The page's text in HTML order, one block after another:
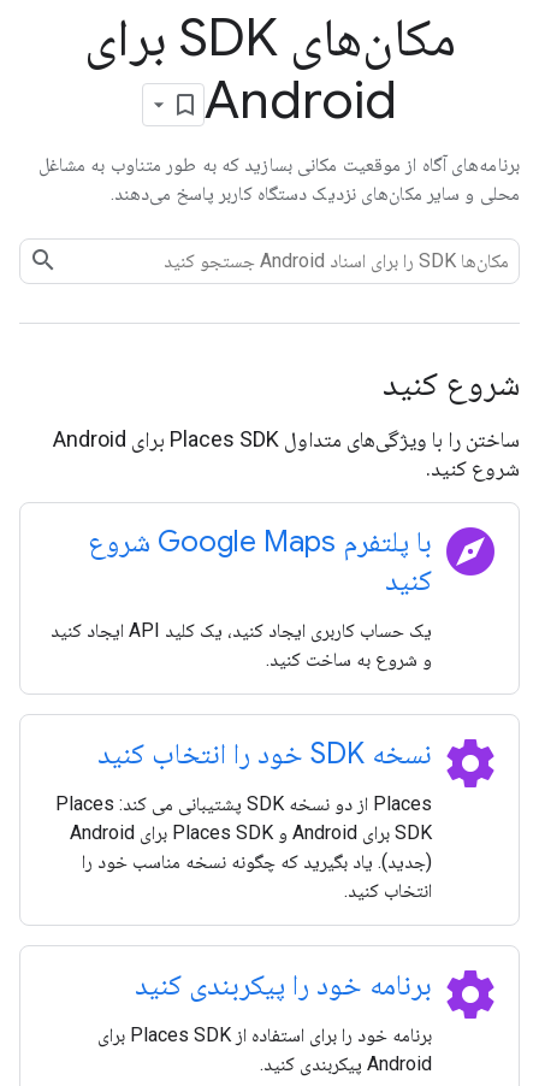
مکان‌های SDK برای
Android
برنامه‌های آگاه از موقعیت مکانی بسازید که به طور متناوب به مشاغل
محلی و سایر مکان‌های نزدیک دستگاه کاربر پاسخ می‌دهند.
شروع کنید
ساختن را با ویژگی‌های متداول Places SDK برای Android
شروع کنید.
explore
با پلتفرم Google Maps شروع
کنید
یک حساب کاربری ایجاد کنید، یک کلید API ایجاد کنید
و شروع به ساخت کنید.
settings نسخه SDK خود را انتخاب کنید
Places از دو نسخه SDK پشتیبانی می کند: Places
SDK برای Android و Places SDK برای Android
(جدید). یاد بگیرید که چگونه نسخه مناسب خود را
انتخاب کنید.
settings برنامه خود را پیکربندی کنید
برنامه خود را برای استفاده از Places SDK برای
Android پیکربندی کنید.